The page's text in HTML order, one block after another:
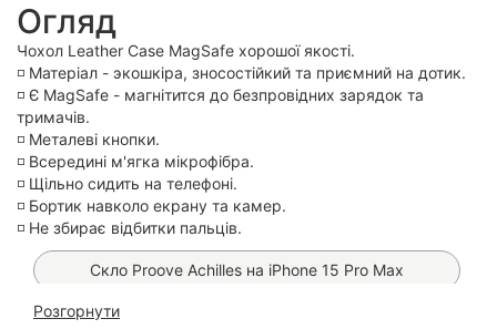
Огляд
Чохол Leather Case MagSafe хорошої якості.
◽️ Матеріал - экошкіра, зносостійкий та приємний на дотик.
◽️ Є MagSafe - магнітится до безпровідних зарядок та
тримачів.
◽️ Металеві кнопки.
◽️ Всередині м'ягка мікрофібра.
◽️ Щільно сидить на телефоні.
◽️ Бортик навколо екрану та камер.
◽️ Не збирає відбитки пальців.
Скло Proove Achilles на iPhone 15 Pro Max
Чохол Clear Сolor MagSafe на iPhone 15 Pro Max
Розгорнути